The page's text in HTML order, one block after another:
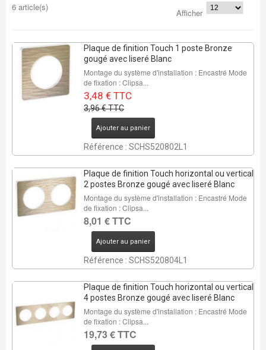
6 article(s)
Afficher
Plaque de finition Touch 1 poste Bronze
gougé avec liseré Blanc
Montage du système d'installation : Encastré Mode
de fixation : Clipsa...
3,48 € TTC
3,96 € TTC
Ajouter au panier
Référence : SCHS520802L1
Plaque de finition Touch horizontal ou vertical
2 postes Bronze gougé avec liseré Blanc
Montage du système d'installation : Encastré Mode
de fixation : Clipsa...
8,01 € TTC
Ajouter au panier
Référence : SCHS520804L1
Plaque de finition Touch horizontal ou vertical
4 postes Bronze gougé avec liseré Blanc
Montage du système d'installation : Encastré Mode
de fixation : Clipsa...
19,73 € TTC